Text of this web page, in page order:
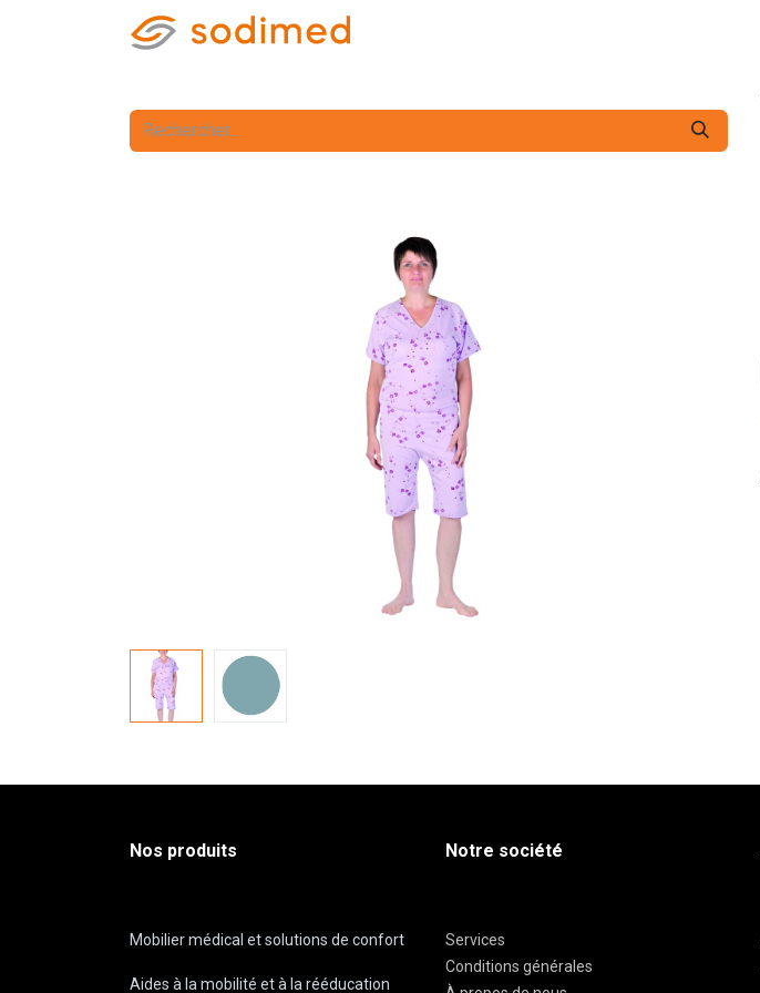
Nos produits
Mobilier médical et solutions de confort
Aides à la mobilité et à la rééducation
Notre société
Services
Conditions générales